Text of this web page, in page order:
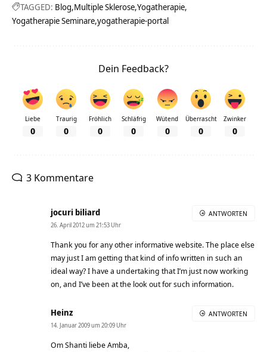
TAGGED: Blog Multiple Sklerose Yogatherapie
Yogatherapie Seminare yogatherapie-portal
Dein Feedback?
Liebe
0
Traurig
0
Fröhlich
0
Schläfrig
0
Wütend
0
Überrascht
0
Zwinker
0
3 Kommentare
jocuri biliard
26. April 2012 um 21:53 Uhr
Thank you for any other informative website. The place else
may just I am getting that kind of info written in such an
ideal way? I have a undertaking that I’m just now working
on, and I’ve been at the look out for such information.
ANTWORTEN
Heinz
14. Januar 2009 um 20:09 Uhr
Om Shanti liebe Amba,
ANTWORTEN